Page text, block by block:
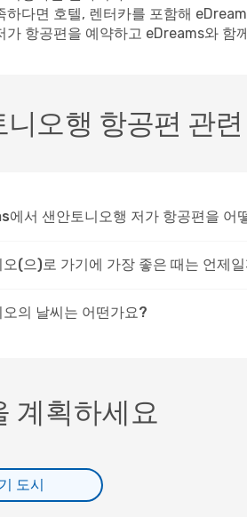
하다면 호텔, 렌터카를 포함해
가 항공편을 예약하고 eDreams와 함
오행 항공편 관
에서 샌안토니오행 저가 항공편을 어
(으)로 가기에 가장 좋은 때는 언제
의 날씨는 어떤가요?
계획하세요
도시